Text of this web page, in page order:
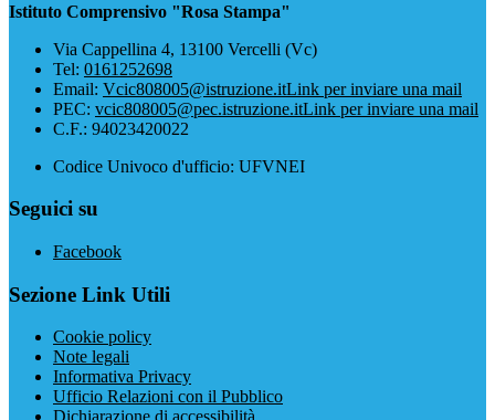
Istituto Comprensivo "Rosa Stampa"
Via Cappellina 4, 13100 Vercelli (Vc)
Tel: 0161252698
Email: Vcic808005@istruzione.itLink per inviare una mail
PEC: vcic808005@pec.istruzione.itLink per inviare una mail
C.F.: 94023420022
Codice Univoco d'ufficio: UFVNEI
Seguici su
Facebook
Sezione Link Utili
Cookie policy
Note legali
Informativa Privacy
Ufficio Relazioni con il Pubblico